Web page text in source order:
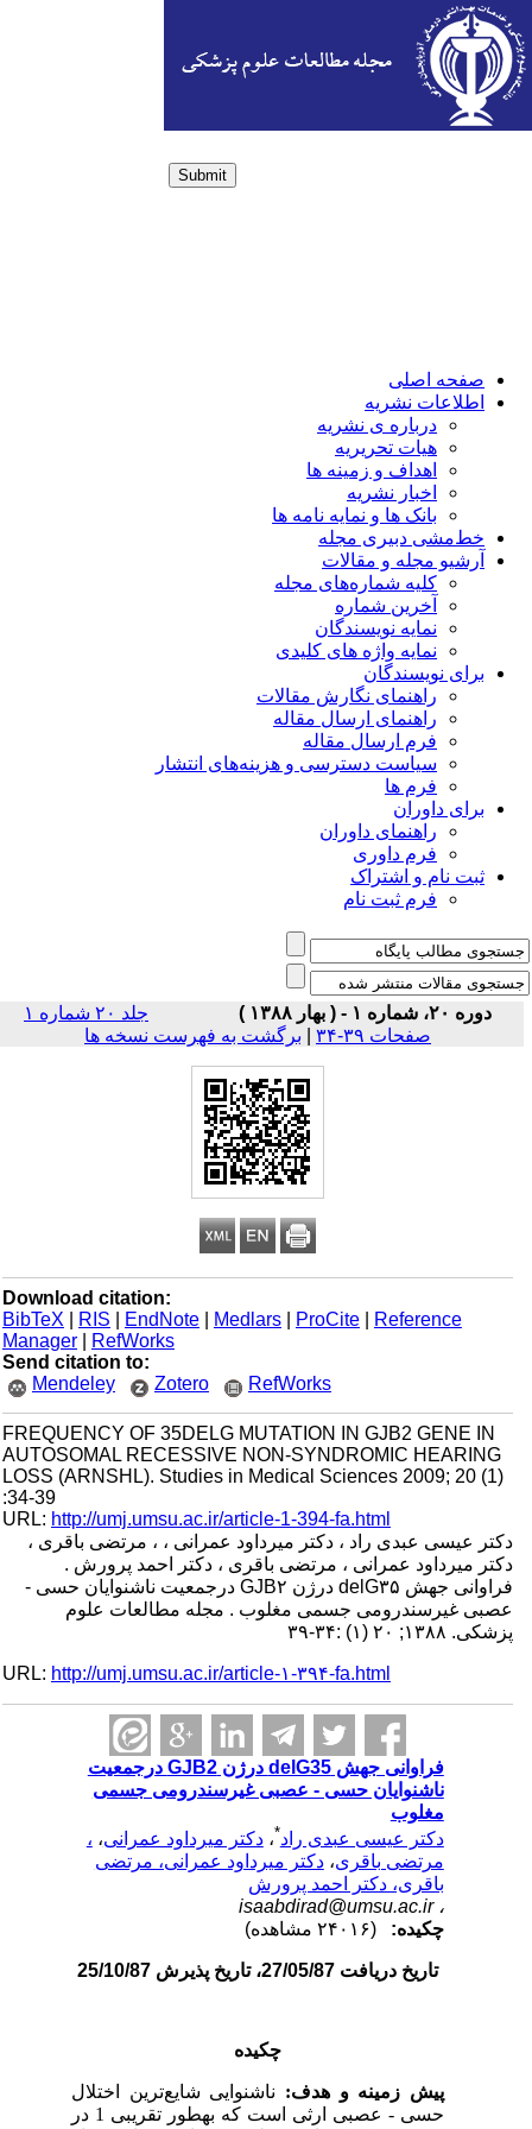
Submit
صفحه اصلی
اطلاعات نشریه
درباره ی نشریه
هیات تحریریه
اهداف و زمینه ها
اخبار نشریه
بانک ها و نمایه نامه ها
خط‌مشی دبیری مجله
آرشیو مجله و مقالات
کلیه شماره‌های مجله
آخرین شماره
نمایه نویسندگان
نمایه واژه های کلیدی
برای نویسندگان
راهنمای نگارش مقالات
راهنمای ارسال مقاله
فرم ارسال مقاله
سیاست دسترسی و هزینه‌های انتشار
فرم ها
برای داوران
راهنمای داوران
فرم داوری
ثبت نام و اشتراک
فرم ثبت نام
دوره ۲۰، شماره ۱ - ( بهار ۱۳۸۸ )
جلد ۲۰ شماره ۱
صفحات ۳۹-۳۴
| برگشت به فهرست نسخه ها
Download citation:
BibTeX
| RIS |EndNote |Medlars |ProCite |Reference
Manager
|RefWorks
Send citation to:
Mendeley
Zotero RefWorks
FREQUENCY OF 35DELG MUTATION IN GJB2 GENE IN
AUTOSOMAL RECESSIVE NON-SYNDROMIC HEARING
LOSS (ARNSHL). Studies in Medical Sciences 2009; 20 (1)
:34-39
URL:http://umj.umsu.ac.ir/article-1-394-fa.html
دکتر عیسی عبدی راد ، دکتر میرداود عمرانی ، ، مرتضی باقری ،
دکتر میرداود عمرانی ، مرتضی باقری ، دکتر احمد پرورش .
فراوانی جهش delG۳۵ درژن GJB۲ درجمعیت ناشنوایان حسی -
عصبی غیرسندرومی جسمی مغلوب . مجله مطالعات علوم
پزشکی. ۱۳۸۸; ۲۰ (۱) :۳۴-۳۹
URL:http://umj.umsu.ac.ir/article-۱-۳۹۴-fa.html
فراوانی جهش delG35 درژن GJB2 درجمعیت
ناشنوایان حسی - عصبی غیرسندرومی جسمی
مغلوب
دکتر عیسی عبدی راد *،دکتر میرداود عمرانی،،
مرتضی باقری،دکتر میرداود عمرانی، مرتضی
باقری، دکتر احمد پرورش
isaabdirad@umsu.ac.ir
چکیده:
تاریخ دریافت 27/05/87، تاریخ پذیرش 25/10/87
چکیده
پیش زمینه و هدف: ناشنوایی شایعترین اختلال
حسی - عصبی ارثی است که به­طور تقریبی 1 در